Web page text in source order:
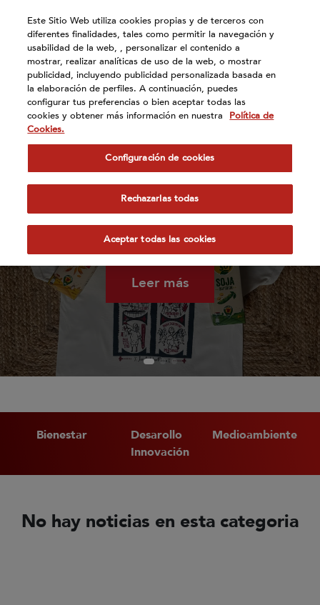
cuenta
sistema
accesibilidad.
Actualidad
El festival leonés Modorrowland se alía con
Vivesoy para impulsar la cultura desde el
medio rural
Leer más
Bienestar Desarollo
Medioambiente
Innovación
No hay noticias en esta categoria
Este Sitio Web utiliza cookies propias y de terceros con
diferentes finalidades, tales como permitir la navegación y
usabilidad de la web, , personalizar el contenido a
mostrar, realizar analíticas de uso de la web, o mostrar
publicidad, incluyendo publicidad personalizada basada en
la elaboración de perfiles. A continuación, puedes
configurar tus preferencias o bien aceptar todas las
cookies y obtener más información en nuestra
Política de
Cookies.
Configuración de cookies
Rechazarlas todas
Aceptar todas las cookies